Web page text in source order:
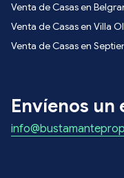
Venta de Casas en
Venta de Casas en Villa
Venta de Casas en
Envíenos un